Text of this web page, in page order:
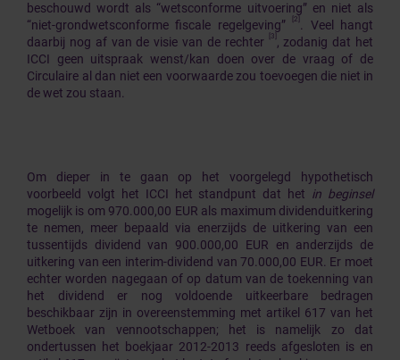
beschouwd wordt als “wetsconforme uitvoering” en niet als
“niet-grondwetsconforme fiscale regelgeving”
[2]
. Veel hangt
daarbij nog af van de visie van de rechter
[3] , zodanig dat het
ICCI geen uitspraak wenst/kan doen over de vraag of de
Circulaire al dan niet een voorwaarde zou toevoegen die niet in
de wet zou staan.
Om dieper in te gaan op het voorgelegd hypothetisch
voorbeeld volgt het ICCI het standpunt dat het in beginsel
mogelijk is om 970.000,00 EUR als maximum dividenduitkering
te nemen, meer bepaald via enerzijds de uitkering van een
tussentijds dividend van 900.000,00 EUR en anderzijds de
uitkering van een interim-dividend van 70.000,00 EUR. Er moet
echter worden nagegaan of op datum van de toekenning van
het dividend er nog voldoende uitkeerbare bedragen
beschikbaar zijn in overeenstemming met artikel 617 van het
Wetboek van vennootschappen; het is namelijk zo dat
ondertussen het boekjaar 2012-2013 reeds afgesloten is en